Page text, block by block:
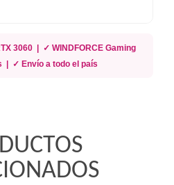
3060 | ✓ WINDFORCE Gaming
| ✓ Envío a todo el país